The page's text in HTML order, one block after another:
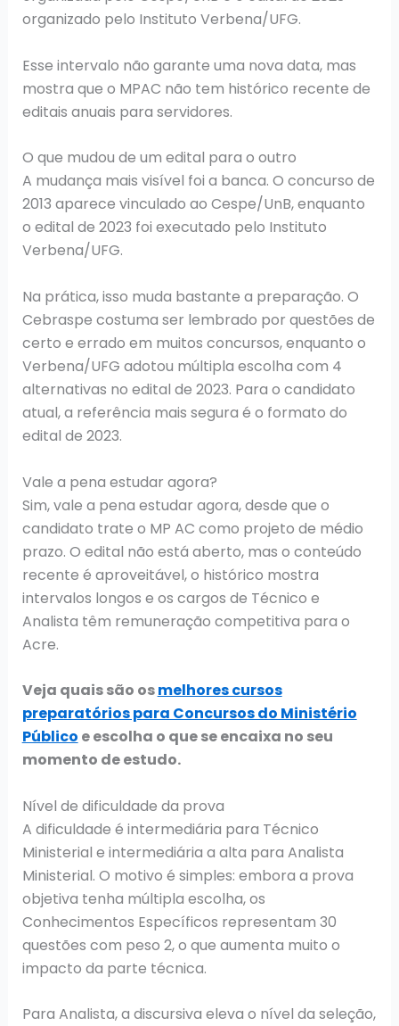
organizado pelo Instituto Verbena/UFG.
Esse intervalo não garante uma nova data, mas
mostra que o MPAC não tem histórico recente de
editais anuais para servidores.
O que mudou de um edital para o outro
A mudança mais visível foi a banca. O concurso de
2013 aparece vinculado ao Cespe/UnB, enquanto
o edital de 2023 foi executado pelo Instituto
Verbena/UFG.
Na prática, isso muda bastante a preparação. O
Cebraspe costuma ser lembrado por questões de
certo e errado em muitos concursos, enquanto o
Verbena/UFG adotou múltipla escolha com 4
alternativas no edital de 2023. Para o candidato
atual, a referência mais segura é o formato do
edital de 2023.
Vale a pena estudar agora?
Sim, vale a pena estudar agora, desde que o
candidato trate o MP AC como projeto de médio
prazo. O edital não está aberto, mas o conteúdo
recente é aproveitável, o histórico mostra
intervalos longos e os cargos de Técnico e
Analista têm remuneração competitiva para o
Acre.
Veja quais são osmelhores cursos
preparatórios para Concursos do Ministério
Público e escolha o que se encaixa no seu
momento de estudo.
Nível de dificuldade da prova
A dificuldade é intermediária para Técnico
Ministerial e intermediária a alta para Analista
Ministerial. O motivo é simples: embora a prova
objetiva tenha múltipla escolha, os
Conhecimentos Específicos representam 30
questões com peso 2, o que aumenta muito o
impacto da parte técnica.
Para Analista, a discursiva eleva o nível da seleção,